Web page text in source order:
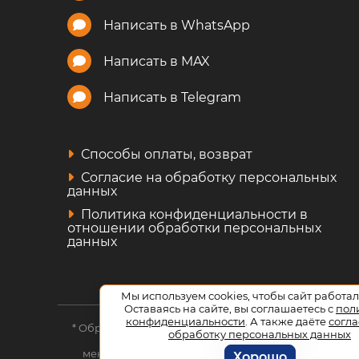
Написать в WhatsApp
Написать в MAX
Написать в Telegram
Способы оплаты, возврат
Согласие на обработку персональных
данных
Политика конфиденциальности в
отношении обработки персональных
данных
* Обращаем ваше внимание на то, что данный
публичной офертой, определяемой
менеджерам. Данный ресурс является
Мы используем cookies, чтобы сайт
Оставаясь на сайте, вы соглашаетесь с
конфиденциальности . А также даёте
обработку персональных данных